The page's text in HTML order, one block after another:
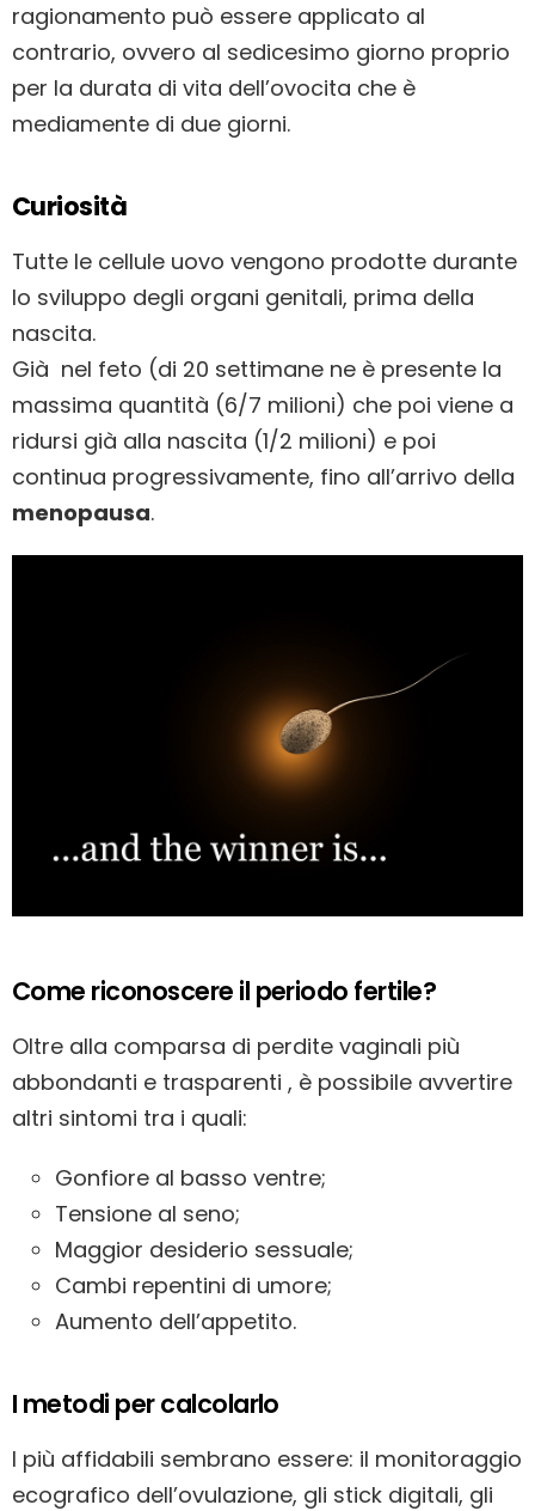
ragionamento può essere applicato al
contrario, ovvero al sedicesimo giorno proprio
per la durata di vita dell’ovocita che è
mediamente di due giorni.
Curiosità
Tutte le cellule uovo vengono prodotte durante
lo sviluppo degli organi genitali, prima della
nascita.
Già nel feto (di 20 settimane ne è presente la
massima quantità (6/7 milioni) che poi viene a
ridursi già alla nascita (1/2 milioni) e poi
continua progressivamente, fino all’arrivo della
menopausa.
Come riconoscere il periodo fertile?
Oltre alla comparsa di perdite vaginali più
abbondanti e trasparenti , è possibile avvertire
altri sintomi tra i quali:
Gonfiore al basso ventre;
Tensione al seno;
Maggior desiderio sessuale;
Cambi repentini di umore;
Aumento dell’appetito.
I metodi per calcolarlo
I più affidabili sembrano essere: il monitoraggio
ecografico dell’ovulazione, gli stick digitali, gli